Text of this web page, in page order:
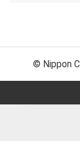
© Nippon